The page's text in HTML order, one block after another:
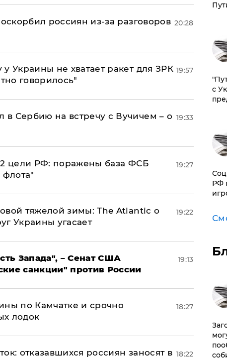
россиян из-за разговоров 20:28
Украины не хватает ракет для ЗРК
говорилось"
19:57
Сербию на встречу с Вучичем – о 19:33
цели РФ: поражены база ФСБ
флота"
19:27
тяжелой зимы: The Atlantic о
Украины угасает
19:22
Запада", – Сенат США
санкции" против России
19:13
по Камчатке и срочно
лодок
18:27
отказавшихся россиян заносят в 18:22
с
РФ